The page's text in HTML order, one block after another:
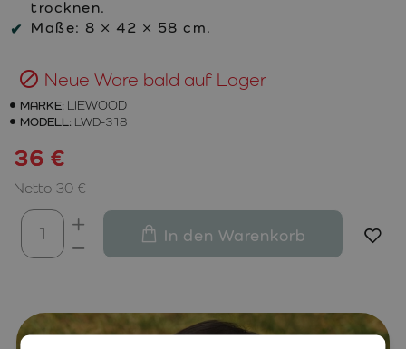
trocknen.
Maße: 8 × 42 × 58 cm.
Neue Ware bald auf Lager
MARKE: LIEWOOD
MODELL: LWD-318
36 €
Netto 30 €
In den Warenkorb